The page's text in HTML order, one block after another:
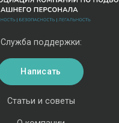
Статьи и советы
Служба поддержки:
Написать